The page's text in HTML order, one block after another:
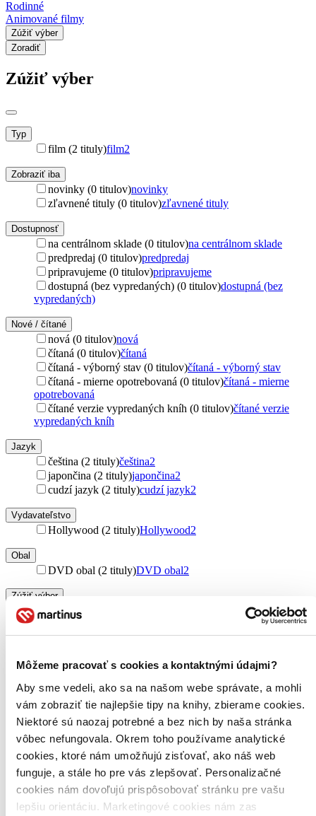
Môžeme pracovať s cookies a kontaktnými údajmi?
Aby sme vedeli, ako sa na našom webe správate, a mohli
vám zobraziť tie najlepšie tipy na knihy, zbierame cookies.
Niektoré sú naozaj potrebné a bez nich by naša stránka
vôbec nefungovala. Okrem toho používame analytické
cookies, ktoré nám umožňujú zisťovať, ako náš web
funguje, a stále ho pre vás zlepšovať. Personalizačné
cookies nám dovoľujú prispôsobovať stránku pre vašu
lepšiu orientáciu. Marketingové cookies nám zas
Rodinné
Animované filmy
Zúžiť výber
Zoradiť
Zúžiť výber
Typ
film (2 tituly)film2
Zobraziť iba
novinky (0 titulov)novinky
zľavnené tituly (0 titulov)zľavnené tituly
Dostupnosť
na centrálnom sklade (0 titulov)na centrálnom sklade
predpredaj (0 titulov)predpredaj
pripravujeme (0 titulov)pripravujeme
dostupná (bez vypredaných) (0 titulov)dostupná (bez
vypredaných)
Nové / čítané
nová (0 titulov)nová
čítaná (0 titulov)čítaná
čítaná - výborný stav (0 titulov)čítaná - výborný stav
čítaná - mierne opotrebovaná (0 titulov)čítaná - mierne
opotrebovaná
čítané verzie vypredaných kníh (0 titulov)čítané verzie
vypredaných kníh
Jazyk
čeština (2 tituly)čeština2
japončina (2 tituly)japončina2
cudzí jazyk (2 tituly)cudzí jazyk2
Vydavateľstvo
Hollywood (2 tituly)Hollywood2
Obal
DVD obal (2 tituly)DVD obal2
Zúžiť výber
Zoradiť
Bestsellery
Top hodnotené
Novinky
Najlacnejšie
Najvyššia zľava